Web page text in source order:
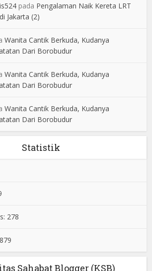
pada Pengalaman Naik Kereta LRT
Jakarta (2)
Wanita Cantik Berkuda, Kudanya
Dari Borobudur
Wanita Cantik Berkuda, Kudanya
Dari Borobudur
Wanita Cantik Berkuda, Kudanya
Dari Borobudur
Statistik
278
Sahabat Blogger (KSB)